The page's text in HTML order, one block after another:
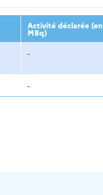
2019
Activité déclarée (en
MBq)
-
-